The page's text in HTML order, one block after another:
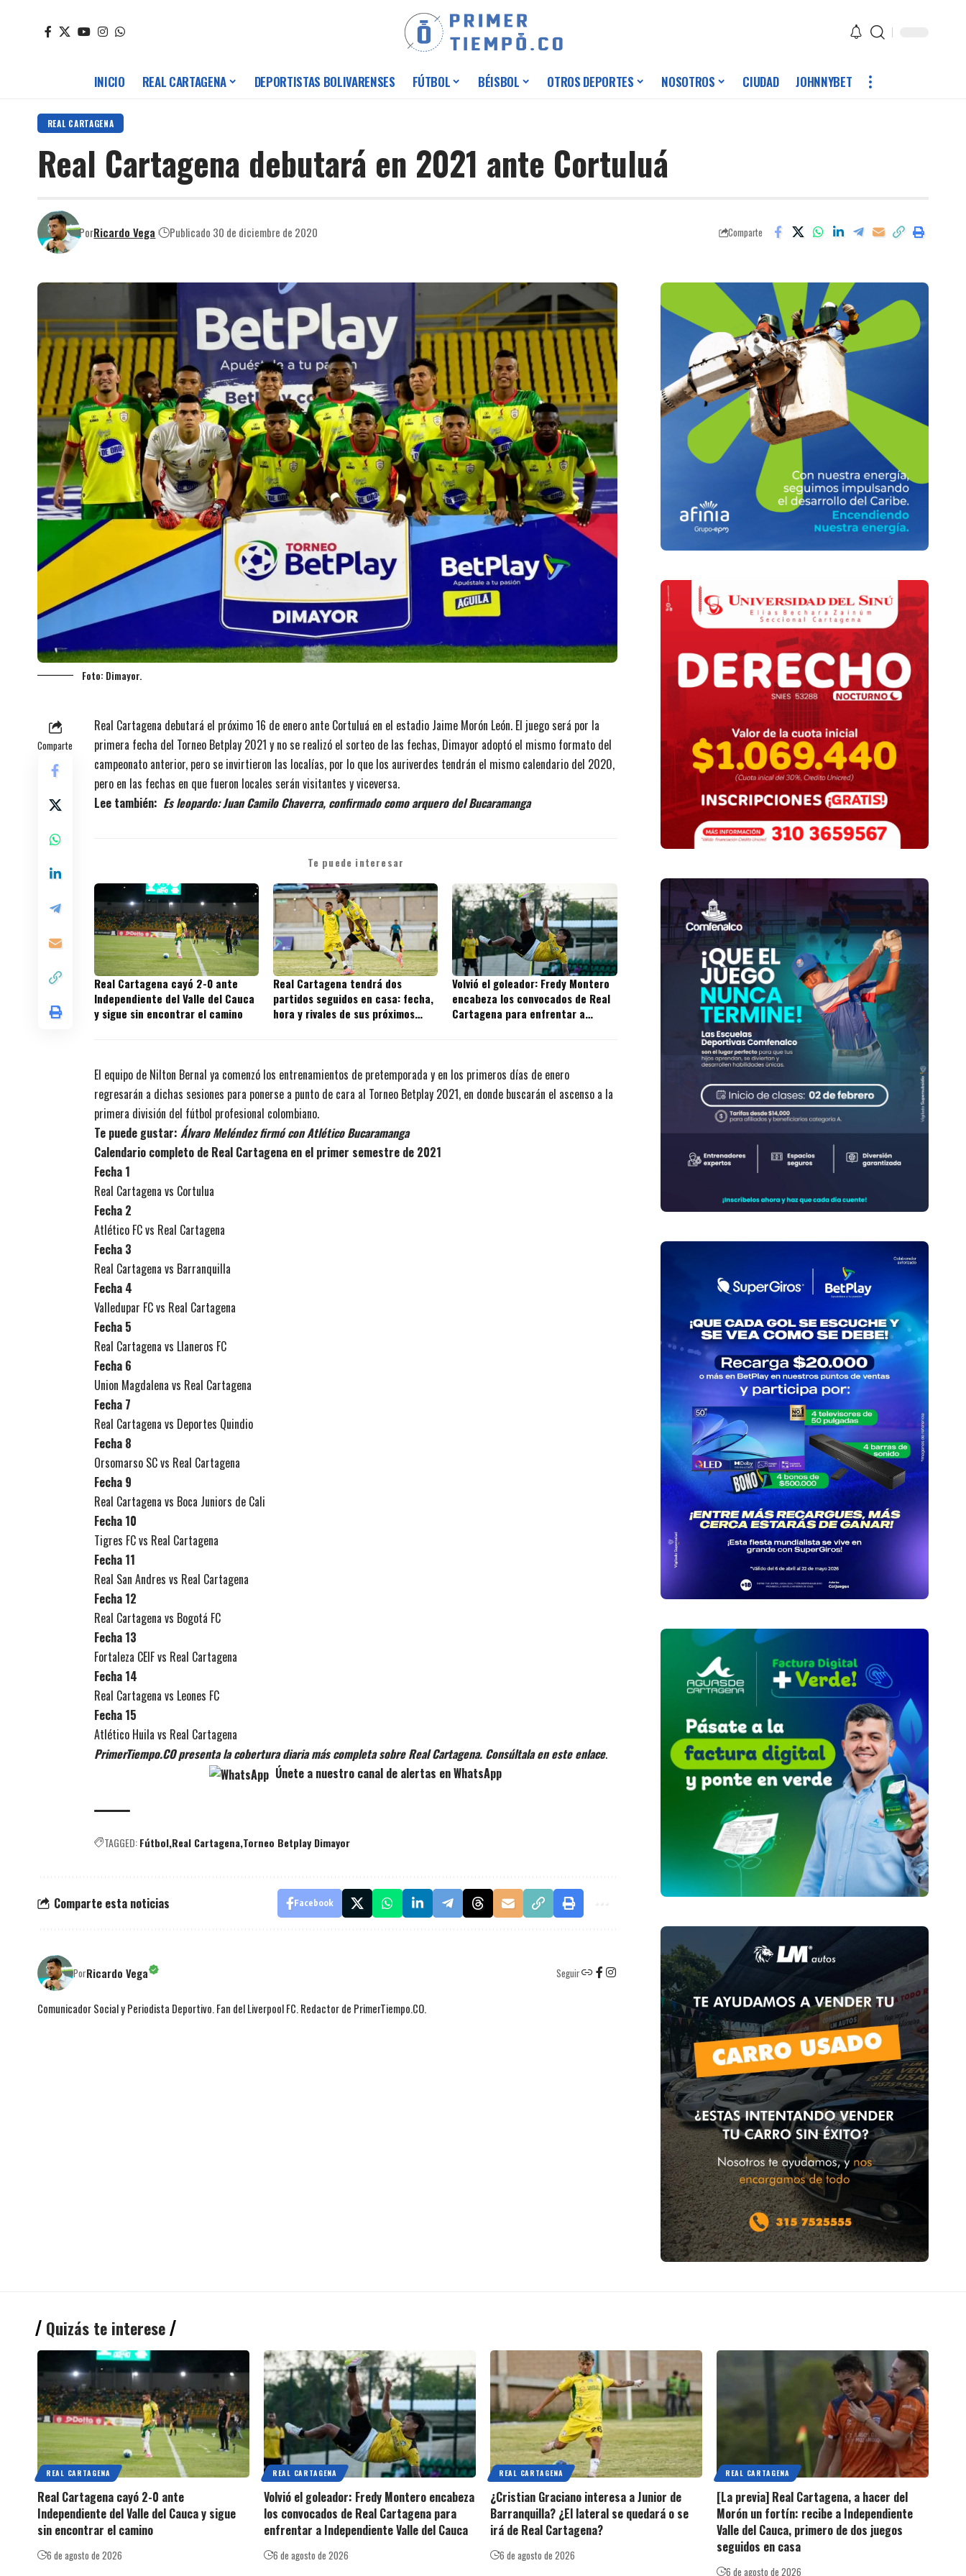
INICIO REAL CARTAGENA DEPORTISTAS BOLIVARENSES FÚTBOL BÉISBOL OTROS DEPORTES NOSOTROS CIUDAD JOHNNYBET
REAL CARTAGENA
Real Cartagena debutará en 2021 ante Cortuluá
PorRicardo Vega Publicado 30 de diciembre de 2020 Comparte
Foto: Dimayor.
Comparte
Real Cartagena debutará el próximo 16 de enero ante Cortuluá en el estadio Jaime Morón León. El juego será por la
primera fecha del Torneo Betplay 2021 y no se realizó el sorteo de las fechas, Dimayor adoptó el mismo formato del
campeonato anterior, pero se invirtieron las localías, por lo que los auriverdes tendrán el mismo calendario del 2020,
pero en las fechas en que fueron locales serán visitantes y viceversa.
Lee también: Es leopardo: Juan Camilo Chaverra, confirmado como arquero del Bucaramanga
Te puede interesar
Real Cartagena cayó 2-0 ante
Independiente del Valle del Cauca
y sigue sin encontrar el camino
Real Cartagena tendrá dos
partidos seguidos en casa: fecha,
hora y rivales de sus próximos
Volvió el goleador: Fredy Montero
encabeza los convocados de Real
Cartagena para enfrentar a
El equipo de Nilton Bernal ya comenzó los entrenamientos de pretemporada y en los primeros días de enero
regresarán a dichas sesiones para ponerse a punto de cara al Torneo Betplay 2021, en donde buscarán el ascenso a la
primera división del fútbol profesional colombiano.
Te puede gustar: Álvaro Meléndez firmó con Atlético Bucaramanga
Calendario completo de Real Cartagena en el primer semestre de 2021
Fecha 1
Real Cartagena vs Cortulua
Fecha 2
Atlético FC vs Real Cartagena
Fecha 3
Real Cartagena vs Barranquilla
Fecha 4
Valledupar FC vs Real Cartagena
Fecha 5
Real Cartagena vs Llaneros FC
Fecha 6
Union Magdalena vs Real Cartagena
Fecha 7
Real Cartagena vs Deportes Quindio
Fecha 8
Orsomarso SC vs Real Cartagena
Fecha 9
Real Cartagena vs Boca Juniors de Cali
Fecha 10
Tigres FC vs Real Cartagena
Fecha 11
Real San Andres vs Real Cartagena
Fecha 12
Real Cartagena vs Bogotá FC
Fecha 13
Fortaleza CEIF vs Real Cartagena
Fecha 14
Real Cartagena vs Leones FC
Fecha 15
Atlético Huila vs Real Cartagena
PrimerTiempo.CO presenta la cobertura diaria más completa sobre Real Cartagena. Consúltala en este enlace.
Únete a nuestro canal de alertas en WhatsApp
TAGGED:Fútbol Real Cartagena Torneo Betplay Dimayor
Comparte esta noticias Facebook
PorRicardo Vega Seguir
Comunicador Social y Periodista Deportivo. Fan del Liverpool FC. Redactor de PrimerTiempo.CO.
Quizás te interese
REAL CARTAGENA
Real Cartagena cayó 2-0 ante
Independiente del Valle del Cauca y sigue
sin encontrar el camino
6 de agosto de 2026
REAL CARTAGENA
Volvió el goleador: Fredy Montero encabeza
los convocados de Real Cartagena para
enfrentar a Independiente Valle del Cauca
6 de agosto de 2026
REAL CARTAGENA
¿Cristian Graciano interesa a Junior de
Barranquilla? ¿El lateral se quedará o se
irá de Real Cartagena?
6 de agosto de 2026
REAL CARTAGENA
[La previa] Real Cartagena, a hacer del
Morón un fortín: recibe a Independiente
Valle del Cauca, primero de dos juegos
seguidos en casa
6 de agosto de 2026